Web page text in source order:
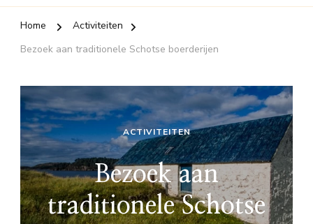
Home
Activiteiten
Bezoek aan traditionele Schotse boerderijen
ACTIVITEITEN
Bezoek aan
traditionele Schotse